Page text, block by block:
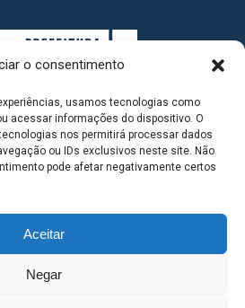
o consentimento
usamos tecnologias como
acessar informações do dispositivo. O
nos permitirá processar dados
ou IDs exclusivos neste site. Não
pode afetar negativamente certos
Aceitar
Negar MUNICIPAL - Avenida